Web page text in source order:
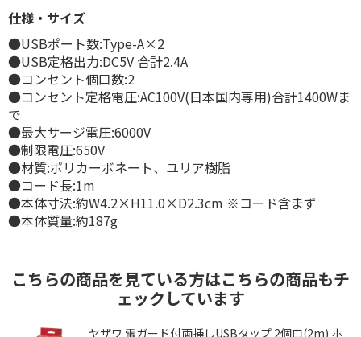
仕様・サイズ
●USBポート数:Type-A×2
●USB定格出力:DC5V 合計2.4A
●コンセント個口数:2
●コンセント定格電圧:AC100V(日本国内専用)合計1400Wま
で
●最大サージ電圧:6000V
●制限電圧:650V
●材質:ポリカーボネート、ユリア樹脂
●コード長:1m
●本体寸法:約W4.2×H11.0×D2.3cm ※コード含まず
●本体質量:約187g
こちらの商品を見ている方はこちらの商品もチ
ェックしています
ヤザワ 雷ガード付両挿しUSBタップ 2個口(2m) ホ